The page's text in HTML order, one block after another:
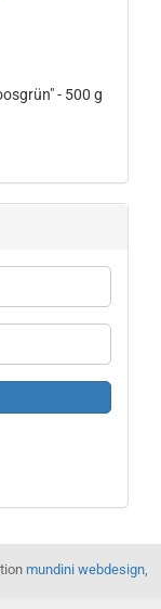
- 500 g
mundini webdesign,